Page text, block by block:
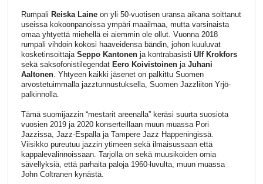
Rumpali Reiska Laineon yli 50-vuotisen uransa aikana soittanut
useissa kokoonpanoissa ympäri maailmaa, mutta varsinaista
omaa yhtyettä miehellä ei aiemmin ole ollut. Vuonna 2018
rumpali vihdoin kokosi haaveidensa bändin, johon kuuluvat
kosketinsoittaja Seppo Kantonenja kontrabasisti Ulf Krokfors
sekä saksofonistilegendat Eero Koivistoinenja Juhani
Aaltonen. Yhtyeen kaikki jäsenet on palkittu Suomen
arvostetuimmalla jazztunnustuksella, Suomen Jazzliiton Yrjö-
palkinnolla.
Tämä suomijazzin “mestarit areenalla” keräsi suurta suosiota
vuosien 2019 ja 2020 konserteillaan muun muassa Pori
Jazzissa, Jazz-Espalla ja Tampere Jazz Happeningissä.
Viisikko pureutuu jazzin ytimeen sekä ilmaisussaan että
kappalevalinnoissaan. Tarjolla on sekä muusikoiden omia
sävellyksiä, että parhaita paloja 1960-luvulta, muun muassa
John Coltranen kynästä.